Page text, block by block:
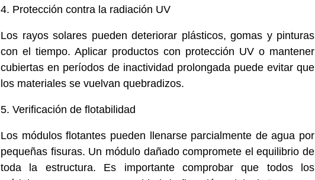
4. Protección contra la radiación UV
Los rayos solares pueden deteriorar plásticos, gomas y pinturas
con el tiempo. Aplicar productos con protección UV o mantener
cubiertas en períodos de inactividad prolongada puede evitar que
los materiales se vuelvan quebradizos.
5. Verificación de flotabilidad
Los módulos flotantes pueden llenarse parcialmente de agua por
pequeñas fisuras. Un módulo dañado compromete el equilibrio de
toda la estructura. Es importante comprobar que todos los